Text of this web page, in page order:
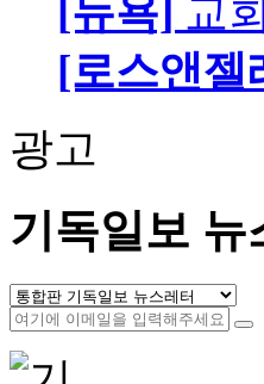
[뉴욕] 교
[로스앤젤
광고
기독일보